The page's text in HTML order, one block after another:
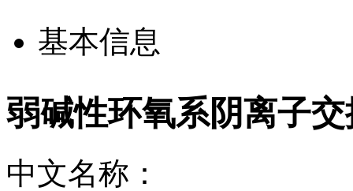
基本信息
弱碱性环氧系阴离子
中文名称：